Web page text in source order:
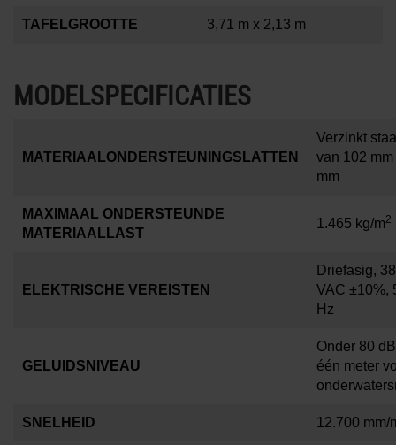
TAFELGROOTTE 3,71 m x 2,13 m
MODELSPECIFICATIES
MATERIAALONDERSTEUNINGSLATTEN
Verzinkt
van 102 mm
mm
MAXIMAAL ONDERSTEUNDE
MATERIAALLAST
1.465 kg/m2
ELEKTRISCHE VEREISTEN
Driefasig,
VAC ±10%,
Hz
GELUIDSNIVEAU
Onder 80
één meter
SNELHEID 12.700 mm/